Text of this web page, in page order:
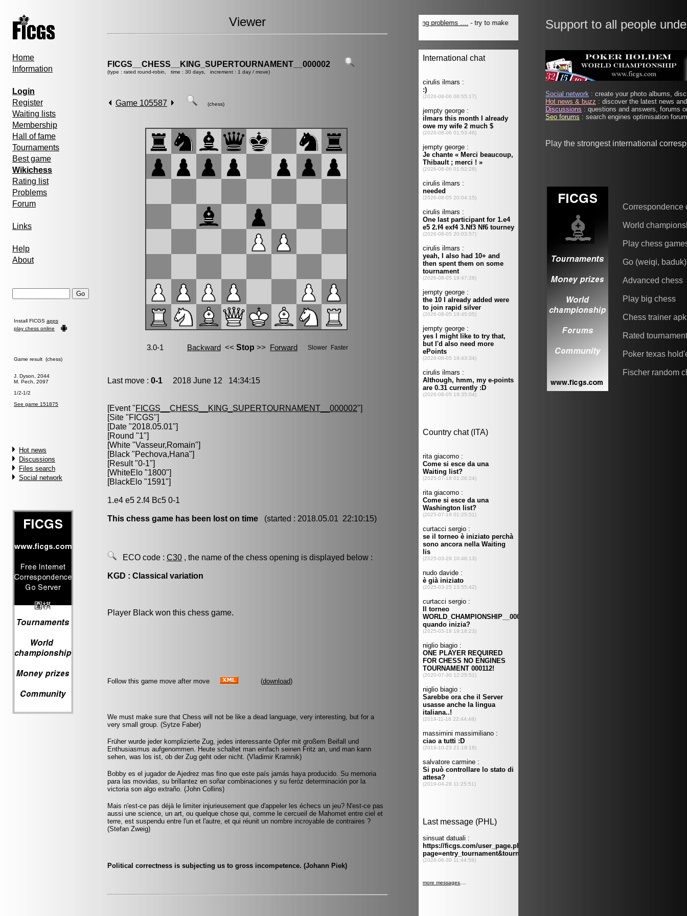
Home
Information
Login
Register
Waiting lists
Membership
Hall of fame
Tournaments
Best game
Wikichess
Rating list
Problems
Forum
Links
Help
About
Install FICGS apps
play chess online
Game result (chess)
J. Dyson, 2044
M. Pech, 2097
1/2-1/2
See game 151875
Hot news
Discussions
Files search
Social network
Viewer
FICGS__CHESS__KING_SUPERTOURNAMENT__000002
(type : rated round-robin, time : 30 days, increment : 1 day / move)
Game 105587 (chess)
Last move : 0-1 2018 June 12 14:34:15
[Event "FICGS__CHESS__KING_SUPERTOURNAMENT__000002"]
[Site "FICGS"]
[Date "2018.05.01"]
[Round "1"]
[White "Vasseur,Romain"]
[Black "Pechova,Hana"]
[Result "0-1"]
[WhiteElo "1800"]
[BlackElo "1591"]
1.e4 e5 2.f4 Bc5 0-1
This chess game has been lost on time (started : 2018.05.01 22:10:15)
ECO code : C30 , the name of the chess opening is displayed below :
KGD : Classical variation
Player Black won this chess game.
Follow this game move after move (download)
We must make sure that Chess will not be like a dead language, very interesting, but for a
very small group. (Sytze Faber)
Früher wurde jeder komplizierte Zug, jedes interessante Opfer mit großem Beifall und
Enthusiasmus aufgenommen. Heute schaltet man einfach seinen Fritz an, und man kann
sehen, was los ist, ob der Zug geht oder nicht. (Vladimir Kramnik)
Bobby es el jugador de Ajedrez mas fino que este país jamás haya producido. Su memoria
para las movidas, su brillantez en soñar combinaciones y su feróz determinación por la
victoria son algo extraño. (John Collins)
Mais n'est-ce pas déjà le limiter injurieusement que d'appeler les échecs un jeu? N'est-ce pas
aussi une science, un art, ou quelque chose qui, comme le cercueil de Mahomet entre ciel et
terre, est suspendu entre l'un et l'autre, et qui réunit un nombre incroyable de contraires ?
(Stefan Zweig)
Political correctness is subjecting us to gross incompetence. (Johann Piek)
Support to all people
Social network : create your photo albums,
Hot news & buzz : discover the latest news
Discussions : questions and answers, forums
Seo forums : search engines optimisation
Play the strongest international
Correspondence
World
Play chess
Go (weiqi, baduk)
Advanced chess
Play big chess
Chess trainer apk
Rated
Poker texas
Fischer random